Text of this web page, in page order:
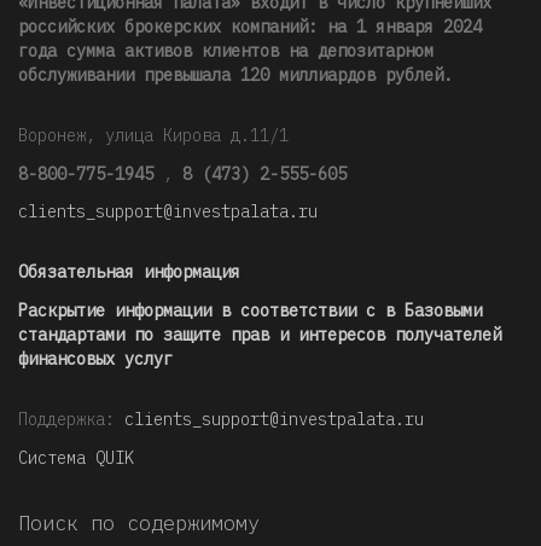
российских брокерских компаний: на 1 января 2024
года сумма активов клиентов на депозитарном
обслуживании превышала 120 миллиардов рублей.
Воронеж, улица Кирова д.11/1
8-800-775-1945 , 8 (473) 2-555-605
clients_support@investpalata.ru
Обязательная информация
Раскрытие информации в соответствии с в Базовыми
стандартами по защите прав и интересов получателей
финансовых услуг
Поддержка: clients_support@investpalata.ru
Система QUIK
Поиск по содержимому